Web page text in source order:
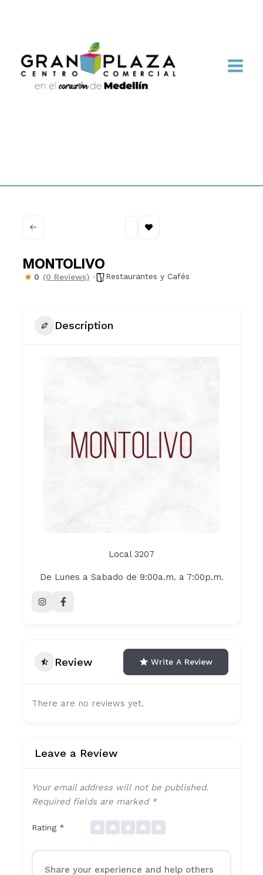
MONTOLIVO
0 (0 Reviews) Restaurantes y Cafés
Description
Local 3207
De Lunes a Sabado de 9:00a.m. a 7:00p.m.
Review Write A Review
There are no reviews yet.
Leave a Review
Your email address will not be published.
Required fields are marked *
Rating *